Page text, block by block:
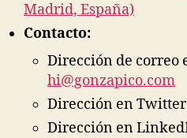
través
de
tecnológica.
Madrid, España)
Contacto:
Dirección de correo
hi@gonzapico.com
Dirección en
Dirección en